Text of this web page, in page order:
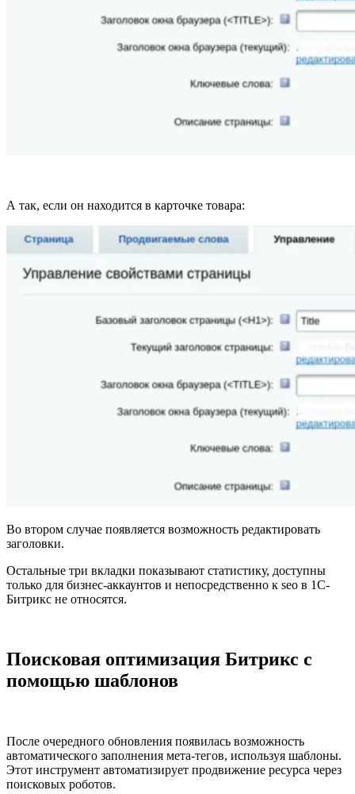
А так, если он находится в карточке товара:
Во втором случае появляется возможность редактировать
заголовки.
Остальные три вкладки показывают статистику, доступны
только для бизнес-аккаунтов и непосредственно к seo в 1С-
Битрикс не относятся.
Поисковая оптимизация Битрикс с
помощью шаблонов
После очередного обновления появилась возможность
автоматического заполнения мета-тегов, используя шаблоны.
Этот инструмент автоматизирует продвижение ресурса через
поисковых роботов.